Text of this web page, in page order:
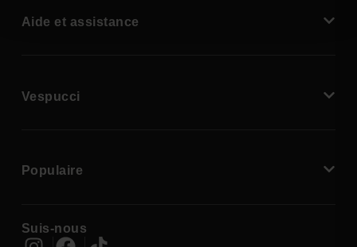
Aide et assistance
Vespucci
Populaire
Suis-nous